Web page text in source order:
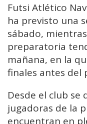
Futsi Atlético
ha previsto una
sábado,
preparatoria
mañana, en la
finales antes del
Desde el club se
jugadoras de la
encuentran en